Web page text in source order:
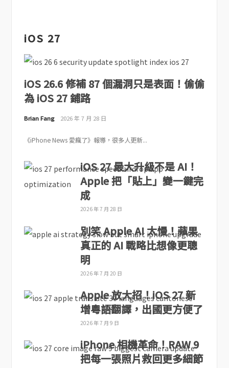
iOS 27
iOS 26.6 修補 87 個漏洞只是表面！偷偷
為 iOS 27 鋪路
Brian Fang 2026 年 7 月 28 日
《iPhone News 愛瘋了》報導，很多人更新...
iOS 27 最大升級不是 AI！
Apple 把「貼上」變一鍵完
成
2026 年 7 月 28 日
別笑 Apple AI 太慢！蘋果
真正的 AI 戰略比想像更聰
明
2026 年 7 月 20 日
Apple 放大招！iOS 27 新
增粵語翻譯，出國更方便了
2026 年 7 月 9 日
iPhone 相機革命！RAW 9
把每一張照片救回更多細節